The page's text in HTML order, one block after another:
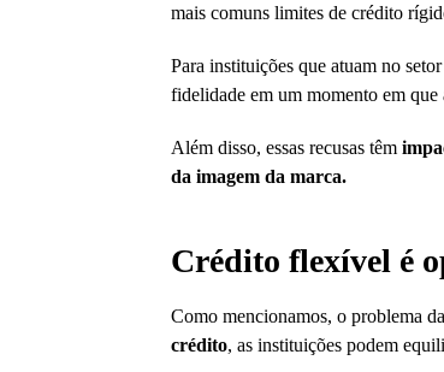
mais comuns limites de crédito
Para instituições que atuam no
fidelidade em um momento em
Além disso, essas recusas têm
da imagem da marca.
Crédito flexível é
Como mencionamos, o problema
crédito, as instituições podem